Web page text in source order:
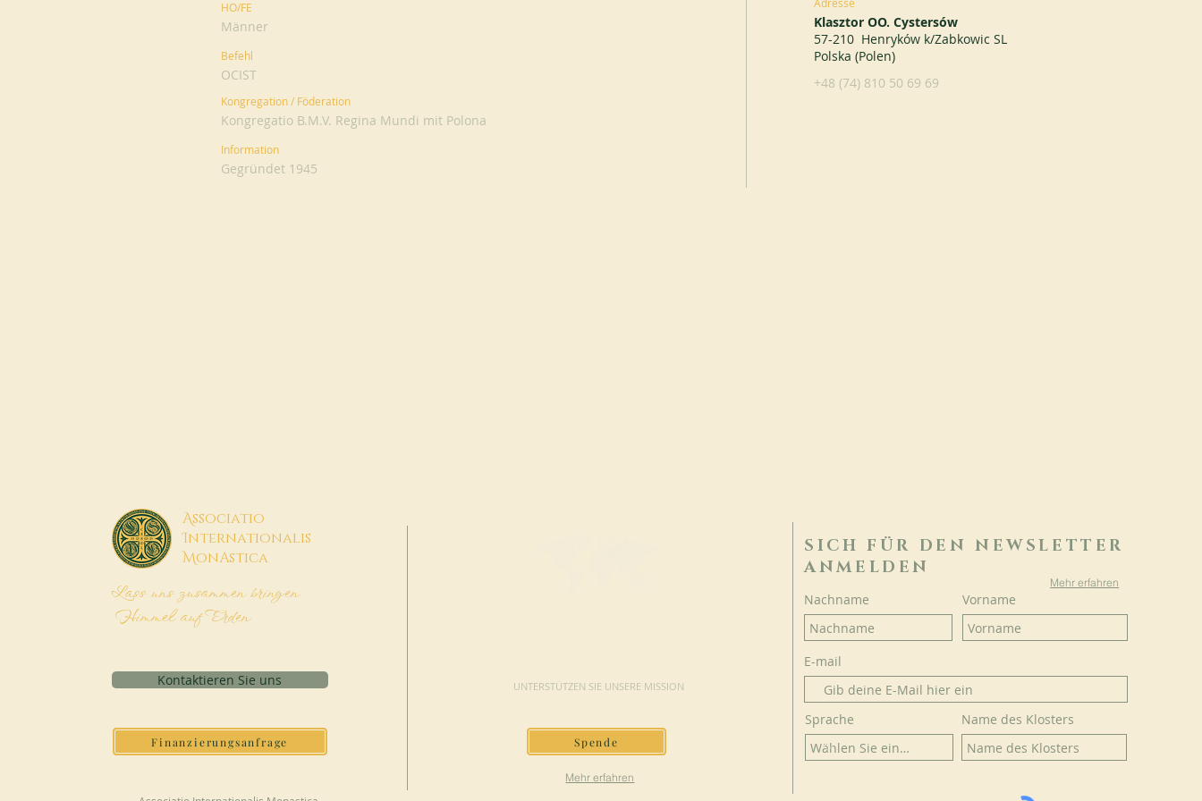
HO/FE
Männer
Befehl
OCIST
Kongregation / Föderation
Kongregatio B.M.V. Regina Mundi mit Polona
Information
Gegründet 1945
Klasztor OO. Cystersów
57-210 Henryków k/Zabkowic SL
Polska (Polen)
+48 (74) 810 50 69 69
Associatio
Internationalis
MonAstica
Lass uns zusammen bringen
Himmel auf Erden
Kontaktieren Sie uns
Finanzierungsanfrage
UNTERSTÜTZEN SIE UNSERE MISSION
Spende
Mehr erfahren
SICH FÜR DEN NEWSLETTER
ANMELDEN
Mehr erfahren
Nachname Vorname
E-mail
Sprache Name des Klosters